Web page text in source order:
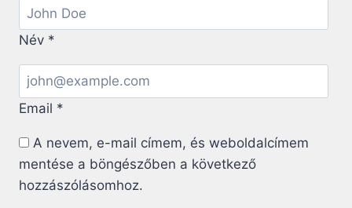
Név *
Email *
A nevem, e-mail címem, és weboldalcímem
mentése a böngészőben a következő
hozzászólásomhoz.